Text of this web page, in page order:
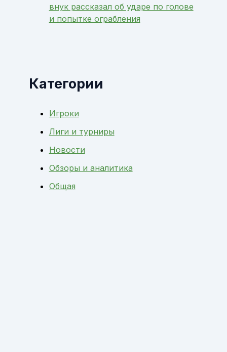
внук рассказал об ударе по голове
и попытке ограбления
Категории
Игроки
Лиги и турниры
Новости
Обзоры и аналитика
Общая